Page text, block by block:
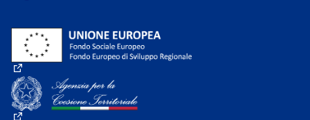
(External link)